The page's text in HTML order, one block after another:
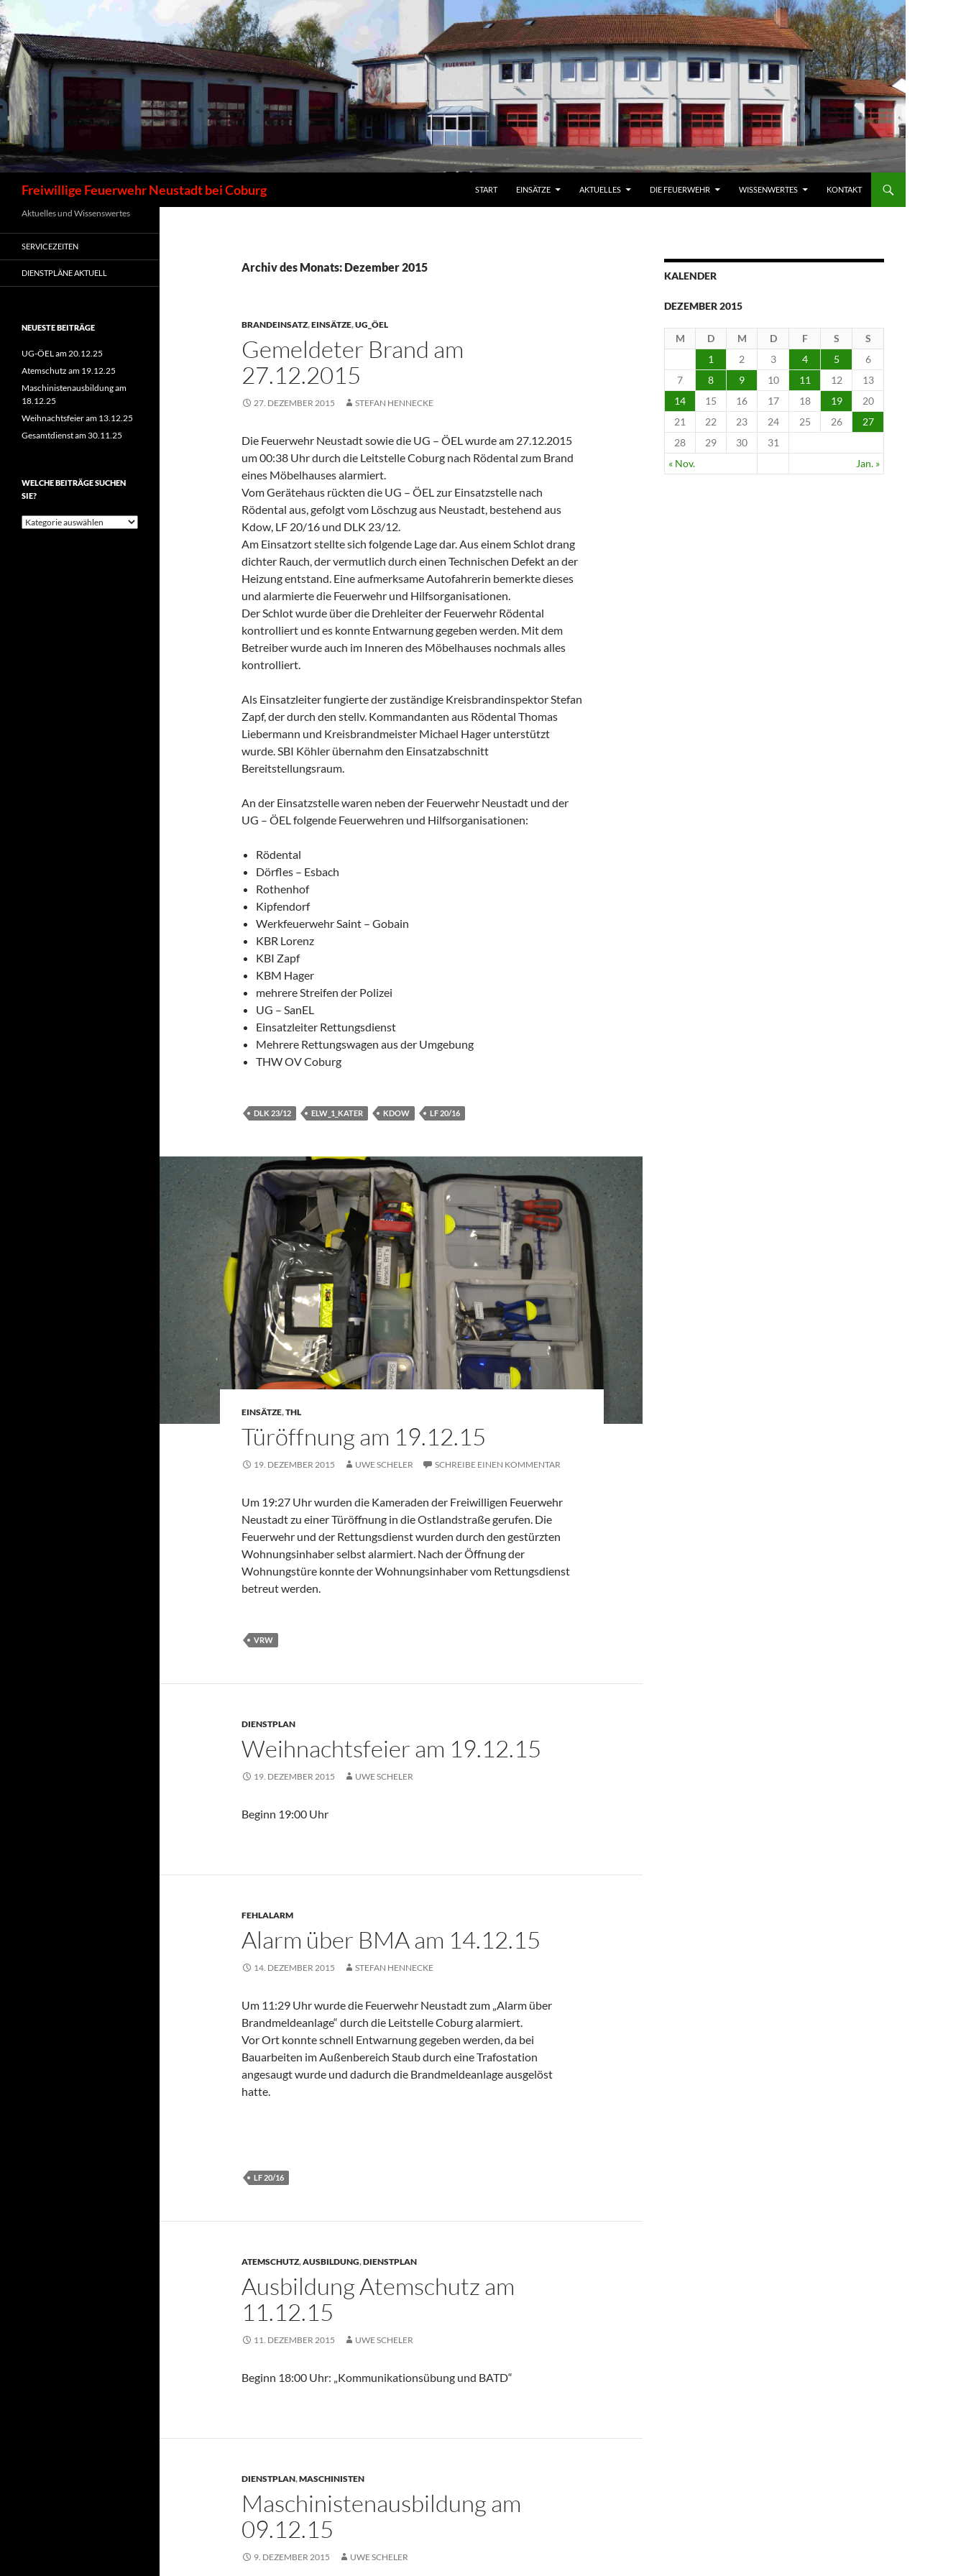
Zum
Inhalt
springen
Freiwillige Feuerwehr Neustadt bei Coburg START EINSÄTZE AKTUELLES DIE FEUERWEHR WISSENWERTES KONTAKT
Archiv des Monats: Dezember 2015
BRANDEINSATZ,EINSÄTZE,UG_ÖEL
Gemeldeter Brand am
27.12.2015
27. DEZEMBER 2015 STEFAN HENNECKE
Die Feuerwehr Neustadt sowie die UG – ÖEL wurde am 27.12.2015
um 00:38 Uhr durch die Leitstelle Coburg nach Rödental zum Brand
eines Möbelhauses alarmiert.
Vom Gerätehaus rückten die UG – ÖEL zur Einsatzstelle nach
Rödental aus, gefolgt vom Löschzug aus Neustadt, bestehend aus
Kdow, LF 20/16 und DLK 23/12.
Am Einsatzort stellte sich folgende Lage dar. Aus einem Schlot drang
dichter Rauch, der vermutlich durch einen Technischen Defekt an der
Heizung entstand. Eine aufmerksame Autofahrerin bemerkte dieses
und alarmierte die Feuerwehr und Hilfsorganisationen.
Der Schlot wurde über die Drehleiter der Feuerwehr Rödental
kontrolliert und es konnte Entwarnung gegeben werden. Mit dem
Betreiber wurde auch im Inneren des Möbelhauses nochmals alles
kontrolliert.
Als Einsatzleiter fungierte der zuständige Kreisbrandinspektor Stefan
Zapf, der durch den stellv. Kommandanten aus Rödental Thomas
Liebermann und Kreisbrandmeister Michael Hager unterstützt
wurde. SBI Köhler übernahm den Einsatzabschnitt
Bereitstellungsraum.
An der Einsatzstelle waren neben der Feuerwehr Neustadt und der
UG – ÖEL folgende Feuerwehren und Hilfsorganisationen:
Rödental
Dörfles – Esbach
Rothenhof
Kipfendorf
Werkfeuerwehr Saint – Gobain
KBR Lorenz
KBI Zapf
KBM Hager
mehrere Streifen der Polizei
UG – SanEL
Einsatzleiter Rettungsdienst
Mehrere Rettungswagen aus der Umgebung
THW OV Coburg
DLK 23/12 ELW_1_KATER KDOW LF 20/16
EINSÄTZE,THL
Türöffnung am 19.12.15
19. DEZEMBER 2015 UWE SCHELER SCHREIBE EINEN KOMMENTAR
Um 19:27 Uhr wurden die Kameraden der Freiwilligen Feuerwehr
Neustadt zu einer Türöffnung in die Ostlandstraße gerufen. Die
Feuerwehr und der Rettungsdienst wurden durch den gestürzten
Wohnungsinhaber selbst alarmiert. Nach der Öffnung der
Wohnungstüre konnte der Wohnungsinhaber vom Rettungsdienst
betreut werden.
VRW
DIENSTPLAN
Weihnachtsfeier am 19.12.15
19. DEZEMBER 2015 UWE SCHELER
Beginn 19:00 Uhr
FEHLALARM
Alarm über BMA am 14.12.15
14. DEZEMBER 2015 STEFAN HENNECKE
Um 11:29 Uhr wurde die Feuerwehr Neustadt zum „Alarm über
Brandmeldeanlage“ durch die Leitstelle Coburg alarmiert.
Vor Ort konnte schnell Entwarnung gegeben werden, da bei
Bauarbeiten im Außenbereich Staub durch eine Trafostation
angesaugt wurde und dadurch die Brandmeldeanlage ausgelöst
hatte.
LF 20/16
ATEMSCHUTZ,AUSBILDUNG,DIENSTPLAN
Ausbildung Atemschutz am
11.12.15
11. DEZEMBER 2015 UWE SCHELER
Beginn 18:00 Uhr: „Kommunikationsübung und BATD“
DIENSTPLAN,MASCHINISTEN
Maschinistenausbildung am
09.12.15
9. DEZEMBER 2015 UWE SCHELER
KALENDER
DEZEMBER 2015
M D M D F S S
« Nov. Jan. »
1 2 3 4 5
6
7
8 9 10 11 12
13
14
15 16 17 18 19
20
21
22 23 24 25 26
27
28
29 30 31
Aktuelles und Wissenswertes
SERVICEZEITEN
DIENSTPLÄNE AKTUELL
NEUESTE BEITRÄGE
UG-ÖEL am 20.12.25
Atemschutz am 19.12.25
Maschinistenausbildung am
18.12.25
Weihnachtsfeier am 13.12.25
Gesamtdienst am 30.11.25
WELCHE BEITRÄGE SUCHEN
SIE?
Welche